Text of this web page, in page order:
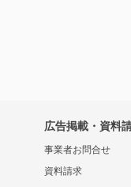
広告掲載・資料
事業者お問合せ
資料請求